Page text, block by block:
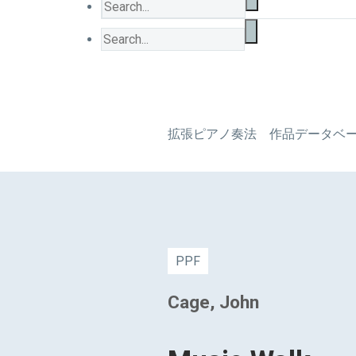
拡張ピアノ奏法 作品データベ
PPF
Cage, John